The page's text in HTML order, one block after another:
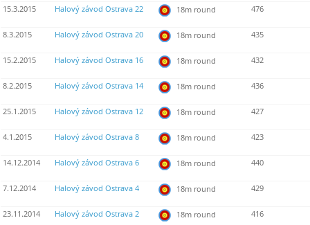
15.3.2015 Halový závod Ostrava 22 18m round 476
8.3.2015 Halový závod Ostrava 20 18m round 435
15.2.2015 Halový závod Ostrava 16 18m round 432
8.2.2015 Halový závod Ostrava 14 18m round 436
25.1.2015 Halový závod Ostrava 12 18m round 427
4.1.2015 Halový závod Ostrava 8 18m round 423
14.12.2014 Halový závod Ostrava 6 18m round 440
7.12.2014 Halový závod Ostrava 4 18m round 429
23.11.2014 Halový závod Ostrava 2 18m round 416